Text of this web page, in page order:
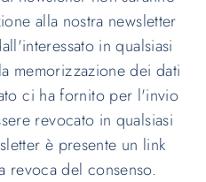
alla nostra newsletter
in qualsiasi
memorizzazione dei dati
ci ha fornito per l'invio
revocato in qualsiasi
è presente un link
revoca del consenso.